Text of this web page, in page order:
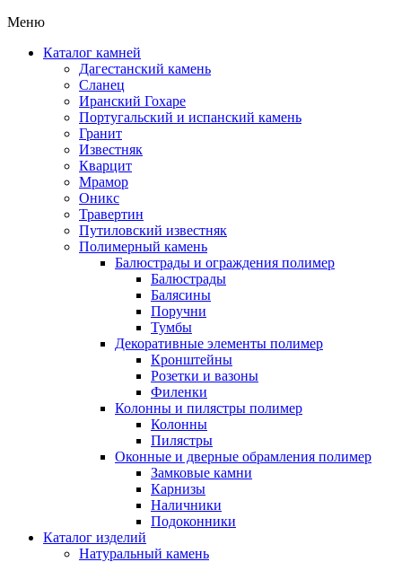
Меню
Каталог камней
Дагестанский камень
Сланец
Иранский Гохаре
Португальский и испанский камень
Гранит
Известняк
Кварцит
Мрамор
Оникс
Травертин
Путиловский известняк
Полимерный камень
Балюстрады и ограждения полимер
Балюстрады
Балясины
Поручни
Тумбы
Декоративные элементы полимер
Кронштейны
Розетки и вазоны
Филенки
Колонны и пилястры полимер
Колонны
Пилястры
Оконные и дверные обрамления полимер
Замковые камни
Карнизы
Наличники
Подоконники
Каталог изделий
Натуральный камень